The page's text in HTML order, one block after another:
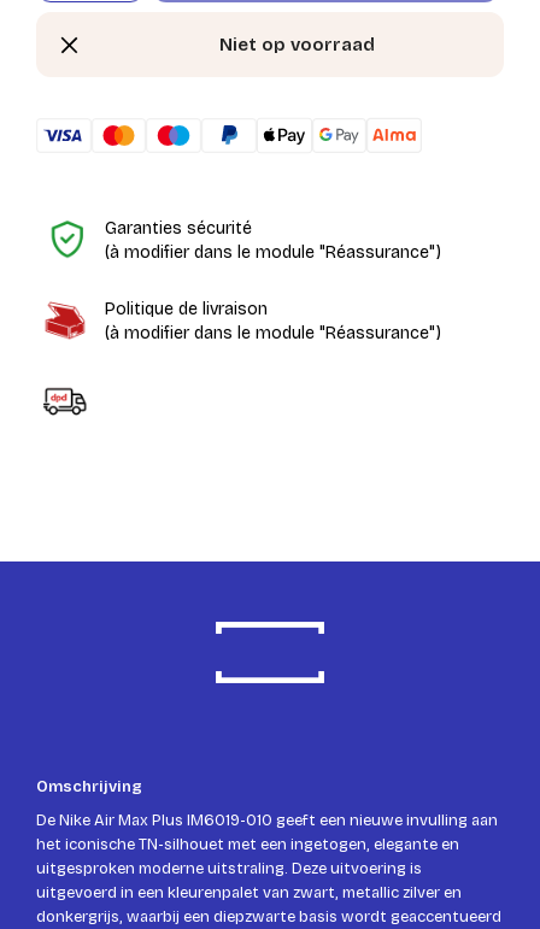
Niet op voorraad
Garanties sécurité
(à modifier dans le module "Réassurance")
Politique de livraison
(à modifier dans le module "Réassurance")
Omschrijving
De Nike Air Max Plus IM6019-010 geeft een nieuwe invulling aan
het iconische TN-silhouet met een ingetogen, elegante en
uitgesproken moderne uitstraling. Deze uitvoering is
uitgevoerd in een kleurenpalet van zwart, metallic zilver en
donkergrijs, waarbij een diepzwarte basis wordt geaccentueerd